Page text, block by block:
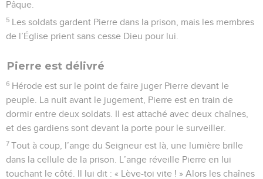
Pâque.
5 Les soldats gardent Pierre dans la prison, mais les membres
de l’Église prient sans cesse Dieu pour lui.
Pierre est délivré
6 Hérode est sur le point de faire juger Pierre devant le
peuple. La nuit avant le jugement, Pierre est en train de
dormir entre deux soldats. Il est attaché avec deux chaînes,
et des gardiens sont devant la porte pour le surveiller.
7 Tout à coup, l’ange du Seigneur est là, une lumière brille
dans la cellule de la prison. L’ange réveille Pierre en lui
touchant le côté. Il lui dit : « Lève-toi vite ! » Alors les chaînes